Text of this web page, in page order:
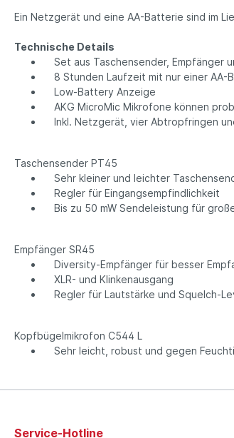
Ein Netzgerät und eine AA-Batterie sind im
Technische Details
Set aus Taschensender, Empfänger
8 Stunden Laufzeit mit nur einer AA-
Low-Battery Anzeige
AKG MicroMic Mikrofone können
Inkl. Netzgerät, vier Abtropfringen
Taschensender PT45
Sehr kleiner und leichter
Regler für Eingangsempfindlichkeit
Bis zu 50 mW Sendeleistung für
Empfänger SR45
Diversity-Empfänger für besser
XLR- und Klinkenausgang
Regler für Lautstärke und Squelch-
Kopfbügelmikrofon C544 L
Sehr leicht, robust und gegen
Service-Hotline